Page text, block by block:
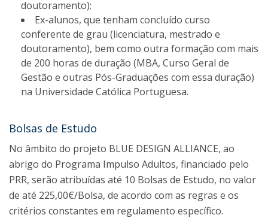
doutoramento);
Ex-alunos, que tenham concluído curso
conferente de grau (licenciatura, mestrado e
doutoramento), bem como outra formação com mais
de 200 horas de duração (MBA, Curso Geral de
Gestão e outras Pós-Graduações com essa duração)
na Universidade Católica Portuguesa.
Bolsas de Estudo
No âmbito do projeto BLUE DESIGN ALLIANCE, ao
abrigo do Programa Impulso Adultos, financiado pelo
PRR, serão atribuídas até 10 Bolsas de Estudo, no valor
de até 225,00€/Bolsa, de acordo com as regras e os
critérios constantes em regulamento específico.